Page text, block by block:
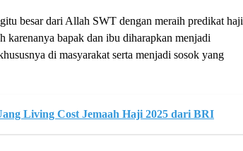
besar dari Allah SWT dengan meraih predikat haji
karenanya bapak dan ibu diharapkan menjadi
di masyarakat serta menjadi sosok yang
Living Cost Jemaah Haji 2025 dari BRI